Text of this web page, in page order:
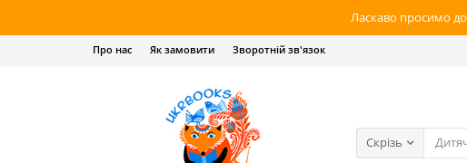
Ласкаво просимо до
Про нас Як замовити Зворотній зв'язок
Скрізь